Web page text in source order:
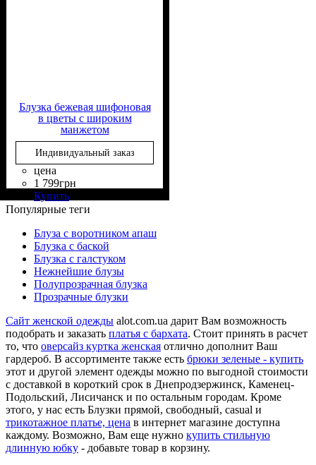
Блузка бежевая шифоновая
в цветы с широким
манжетом
Индивидуальный заказ
цена
1 799грн
Купить
Состав ткани
Вискоза, 50% Полиэстер
Крой: прямой, свободный
Длина: классическая
Длина рукава
Стиль: casual
Популярные теги
Блуза с воротником апаш
Блузка с баской
Блузка с галстуком
Нежнейшие блузы
Полупрозрачная блузка
Прозрачные блузки
Сайт женской одежды alot.com.ua дарит Вам возможность
подобрать и заказать платья с бархата. Стоит принять в расчет
то, что оверсайз куртка женская отлично дополнит Ваш
гардероб. В ассортименте также есть брюки зеленые - купить
этот и другой элемент одежды можно по выгодной стоимости
с доставкой в короткий срок в Днепродзержинск, Каменец-
Подольский, Лисичанск и по остальным городам. Кроме
этого, у нас есть Блузки прямой, свободный, casual и
трикотажное платье, цена в интернет магазине доступна
каждому. Возможно, Вам еще нужно купить стильную
длинную юбку - добавьте товар в корзину.